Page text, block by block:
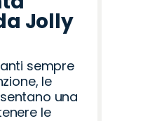
Jolly
sempre
le
una
le